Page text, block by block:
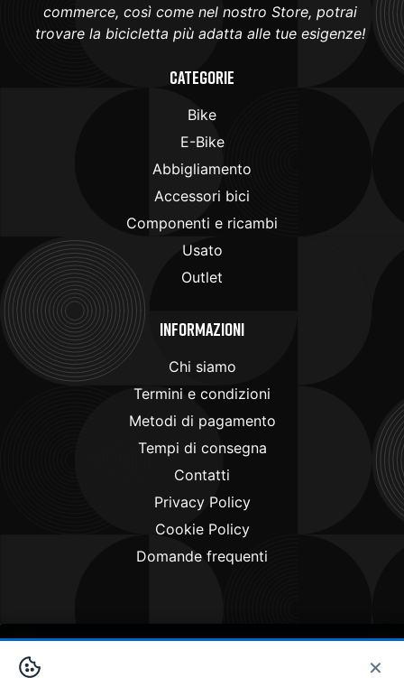
commerce, così come nel nostro Store, potrai
trovare la bicicletta più adatta alle tue esigenze!
Categorie
Bike
E-Bike
Abbigliamento
Accessori bici
Componenti e ricambi
Usato
Outlet
Informazioni
Chi siamo
Termini e condizioni
Metodi di pagamento
Tempi di consegna
Contatti
Privacy Policy
Cookie Policy
Domande frequenti
Copyright © 2024 . All rights reserved
×